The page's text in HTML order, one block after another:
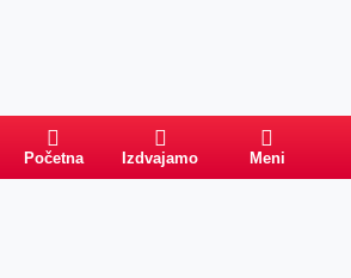
Početna Izdvajamo Meni